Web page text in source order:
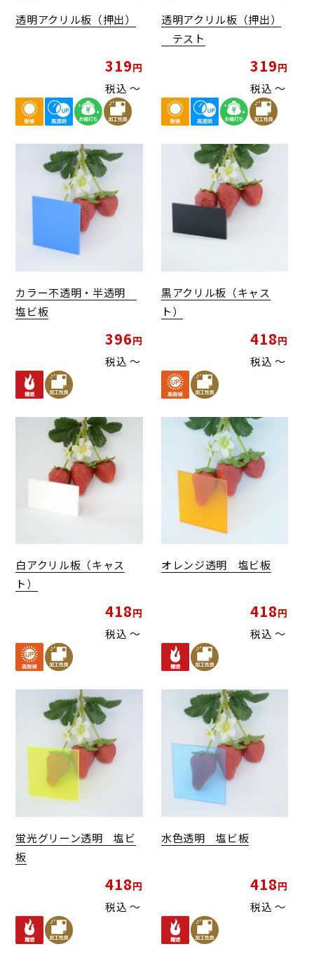
透明アクリル板（押出）
319
税込 〜
透明アクリル板（押出）
テスト
319
税込 〜
カラー不透明・半透明
塩ビ板
396
税込 〜
黒アクリル板（キャス
ト）
418
税込 〜
白アクリル板（キャス
ト）
418
税込 〜
オレンジ透明 塩ビ板
418
税込 〜
蛍光グリーン透明 塩ビ
板
418
税込 〜
水色透明 塩ビ板
418
税込 〜